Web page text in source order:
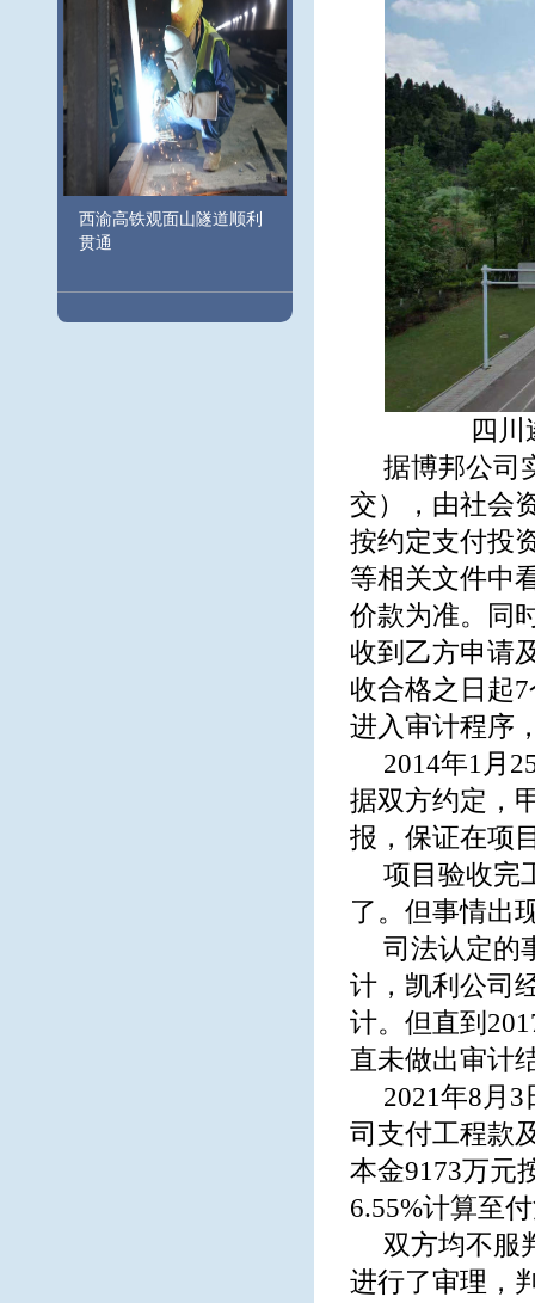
西渝高铁观面山隧道顺利
贯通
四
据博邦公司
交），由社会
按约定支付投
等相关文件中
价款为准。同
收到乙方申请
收合格之日起
进入审计程序
2014年1月
据双方约定，
报，保证在项
项目验收完
了。但事情出
司法认定的
计，凯利公司
计。但直到
直未做出审计
2021年8月
司支付工程款
本金9173万元
6.55%计算至
双方均不服
进行了审理，